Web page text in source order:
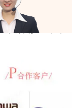
费保修二年，